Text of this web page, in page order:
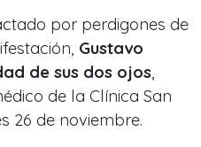
por perdigones de
Gustavo
de sus dos ojos,
de la Clínica San
26 de noviembre.